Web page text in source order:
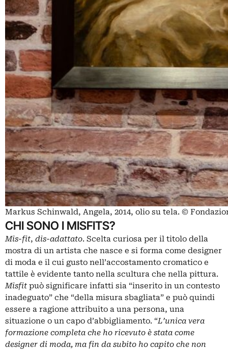
Markus Schinwald, Angela, 2014, olio su tela. ©
CHI SONO I MISFITS?
Mis-fit, dis-adattato. Scelta curiosa per il titolo della
mostra di un artista che nasce e si forma come designer
di moda e il cui gusto nell’accostamento cromatico e
tattile è evidente tanto nella scultura che nella pittura.
Misfit può significare infatti sia “inserito in un contesto
inadeguato” che “della misura sbagliata” e può quindi
essere a ragione attribuito a una persona, una
situazione o un capo d’abbigliamento. “L’unica vera
formazione completa che ho ricevuto è stata come
designer di moda, ma fin da subito ho capito che non